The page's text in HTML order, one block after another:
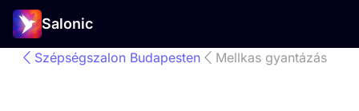
Salonic
Szépségszalon Budapesten Mellkas gyantázás